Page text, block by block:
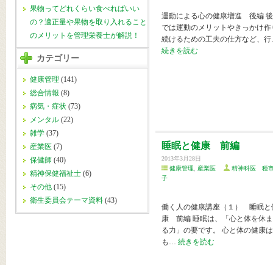
果物ってどれくらい食べればいい
の？適正量や果物を取り入れること
のメリットを管理栄養士が解説！
カテゴリー
健康管理 (141)
総合情報 (8)
病気・症状 (73)
メンタル (22)
雑学 (37)
産業医 (7)
保健師 (40)
精神保健福祉士 (6)
その他 (15)
衛生委員会テーマ資料 (43)
運動による心の健康増進 後編
では運動のメリットやきっかけ作
続けるための工夫の仕方など、
続きを読む
睡眠と健康 前編
2013年3月28日
健康管理
産業医
精神科医 種
子
働く人の健康講座（１） 睡眠と
康 前編 睡眠は、「心と体を休
る力」の要です。 心と体の健康は
も… 続きを読む